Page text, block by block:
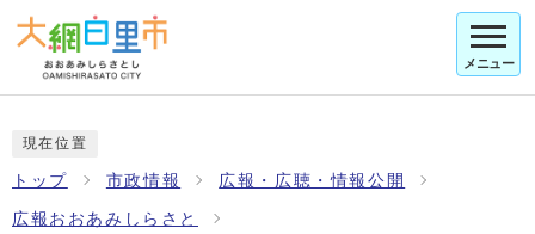
メニュー
現在位置
トップ 市政情報 広報・広聴・情報公開
広報おおあみしらさと